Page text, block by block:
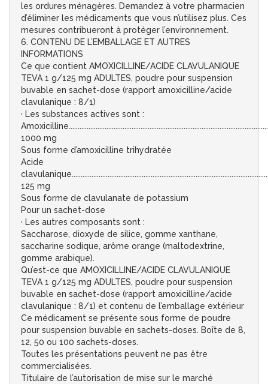
les ordures ménagères. Demandez à votre pharmacien
d’éliminer les médicaments que vous n’utilisez plus. Ces
mesures contribueront à protéger l’environnement.
6. CONTENU DE L’EMBALLAGE ET AUTRES
INFORMATIONS
Ce que contient AMOXICILLINE/ACIDE CLAVULANIQUE
TEVA 1 g/125 mg ADULTES, poudre pour suspension
buvable en sachet-dose (rapport amoxicilline/acide
clavulanique : 8/1)
· Les substances actives sont :
1000 mg
Sous forme d’amoxicilline trihydratée
Acide
125 mg
Sous forme de clavulanate de potassium
Pour un sachet-dose
· Les autres composants sont :
Saccharose, dioxyde de silice, gomme xanthane,
saccharine sodique, arôme orange (maltodextrine,
gomme arabique).
Qu’est-ce que AMOXICILLINE/ACIDE CLAVULANIQUE
TEVA 1 g/125 mg ADULTES, poudre pour suspension
buvable en sachet-dose (rapport amoxicilline/acide
clavulanique : 8/1) et contenu de l’emballage extérieur
Ce médicament se présente sous forme de poudre
pour suspension buvable en sachets-doses. Boîte de 8,
12, 50 ou 100 sachets-doses.
Toutes les présentations peuvent ne pas être
commercialisées.
Titulaire de l’autorisation de mise sur le marché